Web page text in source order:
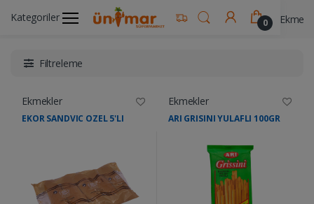
Kategoriler 0
Ünimar Anasayfa Süt ve Kahvaltılık Ürünler
Filtreleme
Ekmekler
EKOR SANDVIC OZEL 5'LI
Ekmekler
ARI GRISINI YULAFLI 100GR